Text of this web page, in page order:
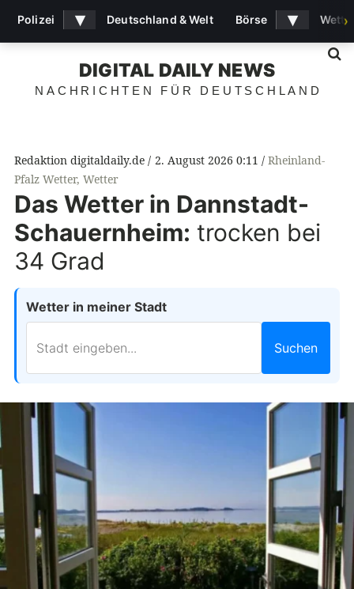
DIGITAL DAILY NEWS
NACHRICHTEN FÜR DEUTSCHLAND
Redaktion digitaldaily.de 2. August 2026 0:11
Rheinland-
Pfalz Wetter, Wetter
Das Wetter in Dannstadt-
Schauernheim: trocken bei
34 Grad
Wetter in meiner Stadt
Suchen
Polizei ▾ Deutschland & Welt Börse ▾ ›